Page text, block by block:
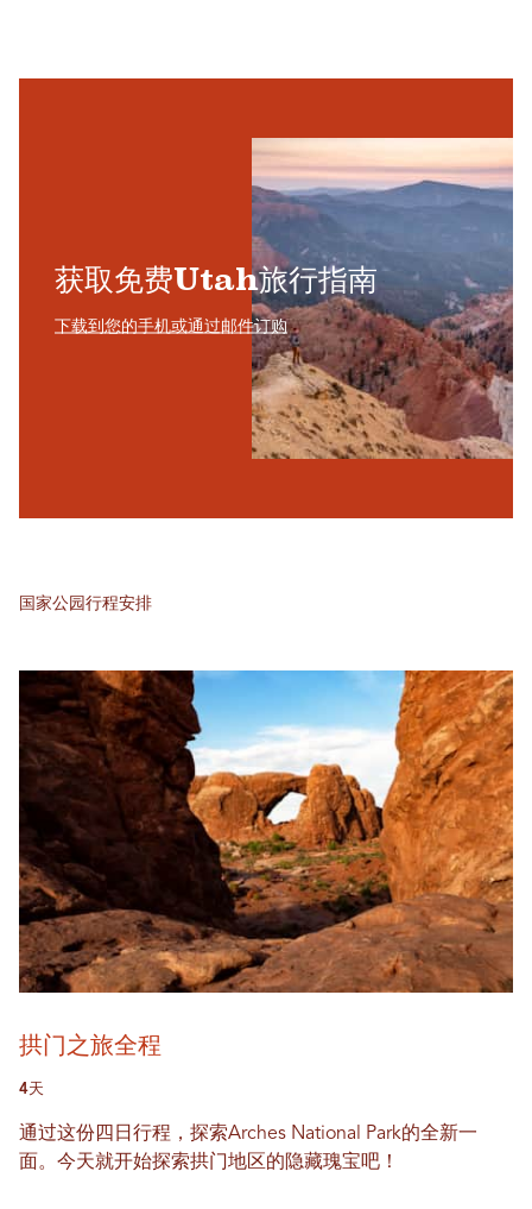
获取免费Utah旅行指南
下载到您的手机或通过邮件订购
国家公园行程安排
拱门之旅全程
4天
通过这份四日行程，探索Arches National Park的全新一
面。今天就开始探索拱门地区的隐藏瑰宝吧！